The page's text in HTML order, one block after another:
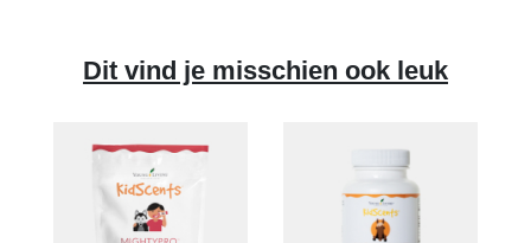
Dit vind je misschien ook leuk